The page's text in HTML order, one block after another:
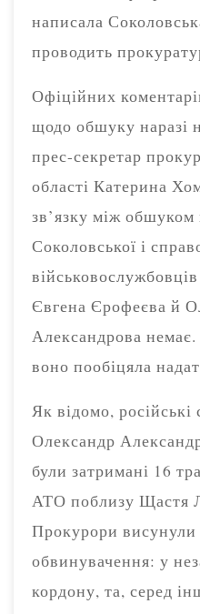
написала
проводить
Офіційних
щодо обшуку наразі
прес-секретар
області Катерина
зв’язку між обшуком
Соколовської і
Євгена Єрофеєва й
Александрова
воно пообіцяла
Як відомо, російські
Олександр
були затримані 16
АТО поблизу Щастя
Прокурори висунули
обвинувачення: у
кордону, та, серед